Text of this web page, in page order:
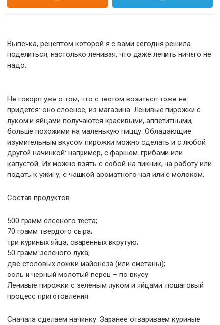
Выпечка, рецептом которой я с вами сегодня решила
поделиться, настолько ленивая, что даже лепить ничего не
надо.
Не говоря уже о том, что с тестом возиться тоже не
придется: оно слоеное, из магазина. Ленивые пирожки с
луком и яйцами получаются красивыми, аппетитными,
больше похожими на маленькую пиццу. Обладающие
изумительным вкусом пирожки можно сделать и с любой
другой начинкой: например, с фаршем, грибами или
капустой. Их можно взять с собой на пикник, на работу или
подать к ужину, с чашкой ароматного чая или с молоком.
Состав продуктов
500 грамм слоеного теста;
70 грамм твердого сыра;
три куриных яйца, сваренных вкрутую;
50 грамм зеленого лука;
две столовых ложки майонеза (или сметаны);
соль и черный молотый перец – по вкусу.
Ленивые пирожки с зеленым луком и яйцами: пошаговый
процесс приготовления
Сначала сделаем начинку. Заранее отвариваем куриные